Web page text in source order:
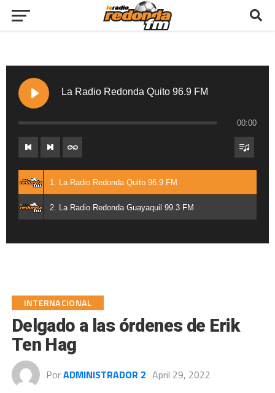
La Radio Redonda Quito 96.9 FM
00:00
1. La Radio Redonda Quito 96.9 FM
2. La Radio Redonda Guayaquil 99.3 FM
INTERNACIONAL
Delgado a las órdenes de Erik
Ten Hag
PorADMINISTRADOR 2 April 29, 2022